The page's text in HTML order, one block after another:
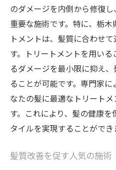
のダメージを内側から修復
重要な施術です。特に、栃
トメントは、髪質に合わせ
す。トリートメントを用い
るダメージを最小限に抑え
ることが可能です。専門家
なたの髪に最適なトリート
す。これにより、髪の健康
タイルを実現することができ
髪質改善を促す人気の施術